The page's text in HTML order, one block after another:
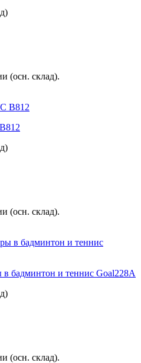
(осн. склад).
(осн. склад).
бадминтон и теннис Goal228A
(осн. склад).